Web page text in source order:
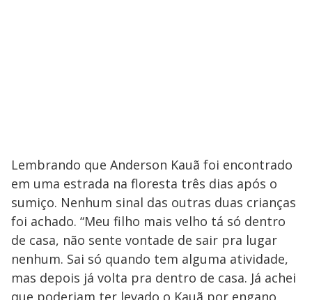
Lembrando que Anderson Kauã foi encontrado
em uma estrada na floresta três dias após o
sumiço. Nenhum sinal das outras duas crianças
foi achado. “Meu filho mais velho tá só dentro
de casa, não sente vontade de sair pra lugar
nenhum. Sai só quando tem alguma atividade,
mas depois já volta pra dentro de casa. Já achei
que poderiam ter levado o Kauã por engano